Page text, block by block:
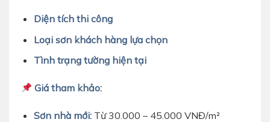
Diện tích thi công
Loại sơn khách hàng lựa chọn
Tình trạng tường hiện tại
Giá tham khảo:
Sơn nhà mới:Từ 30.000 – 45.000 VNĐ/m²